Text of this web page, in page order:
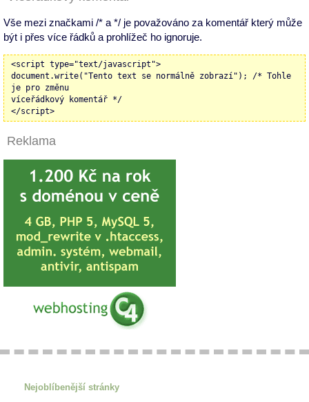
Vše mezi značkami /* a */ je považováno za komentář který může
být i přes více řádků a prohlížeč ho ignoruje.
<script type="text/javascript">
document.write("Tento text se normálně zobrazí"); /* Tohle
je pro změnu
víceřádkový komentář */
</script>
Reklama
Nejoblíbenější stránky